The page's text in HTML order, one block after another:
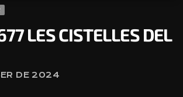
LES CISTELLES DEL
DE 2024